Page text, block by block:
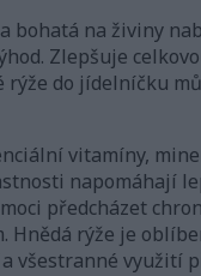
bohatá na živiny
Zlepšuje
rýže do jídelníčku
vitamíny,
napomáhají
předcházet
Hnědá rýže je
všestranné využití